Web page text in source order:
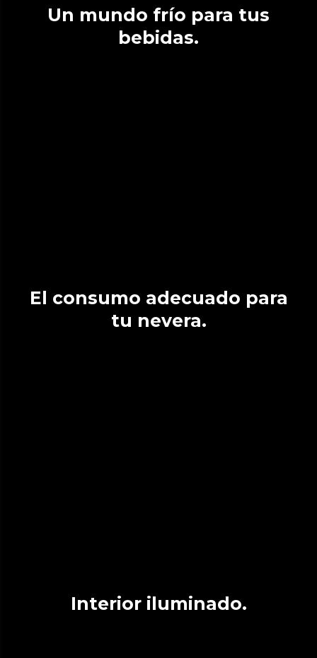
Un mundo frío para tus
bebidas.
El consumo adecuado para
tu nevera.
Interior iluminado.